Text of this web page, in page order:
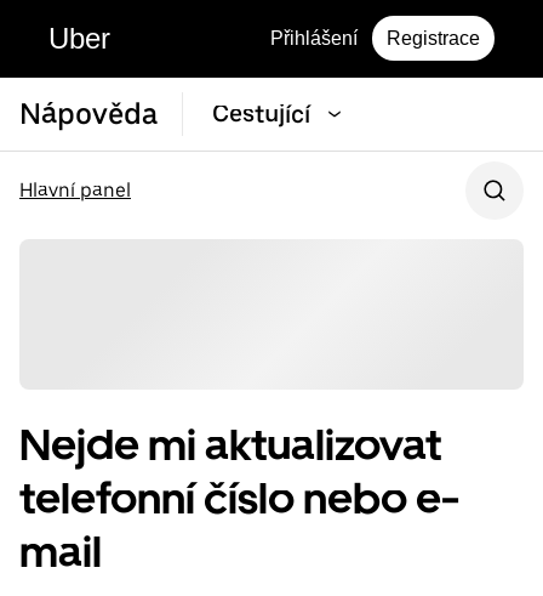
Uber Přihlášení Registrace
Nápověda Cestující
Hlavní panel
Nejde mi aktualizovat
telefonní číslo nebo e-
mail